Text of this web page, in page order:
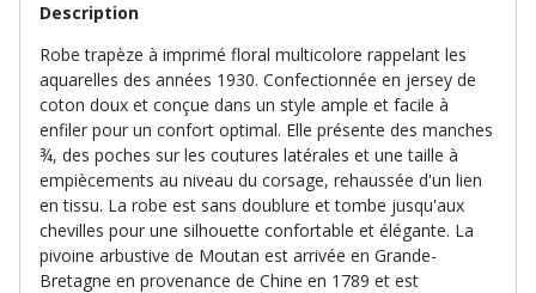
Description
Robe trapèze à imprimé floral multicolore rappelant les
aquarelles des années 1930. Confectionnée en jersey de
coton doux et conçue dans un style ample et facile à
enfiler pour un confort optimal. Elle présente des manches
¾, des poches sur les coutures latérales et une taille à
empiècements au niveau du corsage, rehaussée d'un lien
en tissu. La robe est sans doublure et tombe jusqu'aux
chevilles pour une silhouette confortable et élégante. La
pivoine arbustive de Moutan est arrivée en Grande-
Bretagne en provenance de Chine en 1789 et est